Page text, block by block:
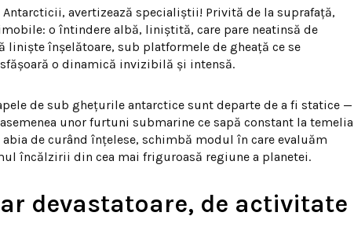
avertizează specialiștii! Privită de la suprafață,
o întindere albă, liniștită, care pare neatinsă de
liniște înșelătoare, sub platformele de gheață ce se
o dinamică invizibilă și intensă.
de sub ghețurile antarctice sunt departe de a fi statice —
unor furtuni submarine ce sapă constant la temelia
de curând înțelese, schimbă modul în care evaluăm
încălzirii din cea mai friguroasă regiune a planetei.
devastatoare, de activitate